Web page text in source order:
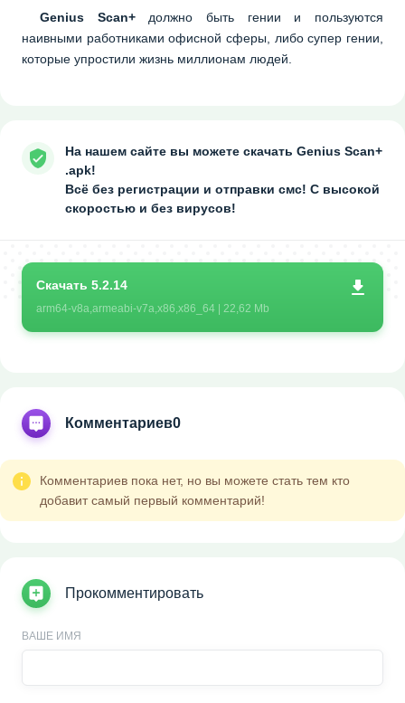
Genius Scan+должно быть гении и пользуются
наивными работниками офисной сферы, либо супер гении,
которые упростили жизнь миллионам людей.
На нашем сайте вы можете скачать Genius Scan+
.apk!
Всё без регистрации и отправки смс! С высокой
скоростью и без вирусов!
Скачать 5.2.14
arm64-v8a,armeabi-v7a,x86,x86_64 | 22,62 Mb
Комментариев0
Комментариев пока нет, но вы можете стать тем кто
добавит самый первый комментарий!
Прокомментировать
ВАШЕ ИМЯ